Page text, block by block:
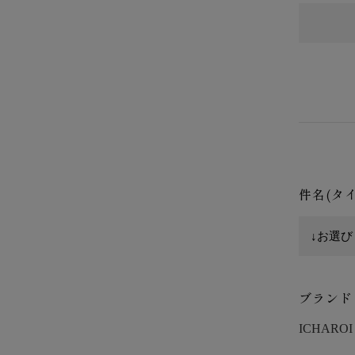
件名(タ
ブランド
ICHAROI